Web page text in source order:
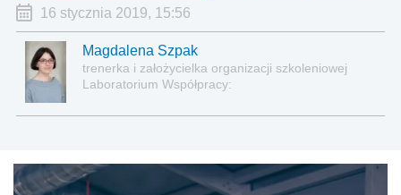
16 stycznia 2019, 15:56
Magdalena Szpak
trenerka i założycielka organizacji szkoleniowej
Laboratorium Współpracy: